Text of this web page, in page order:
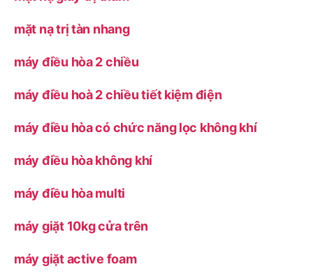
mặt nạ trị tàn nhang
máy điều hòa 2 chiều
máy điều hoà 2 chiều tiết kiệm điện
máy điều hòa có chức năng lọc không khí
máy điều hòa không khí
máy điều hòa multi
máy giặt 10kg cửa trên
máy giặt active foam